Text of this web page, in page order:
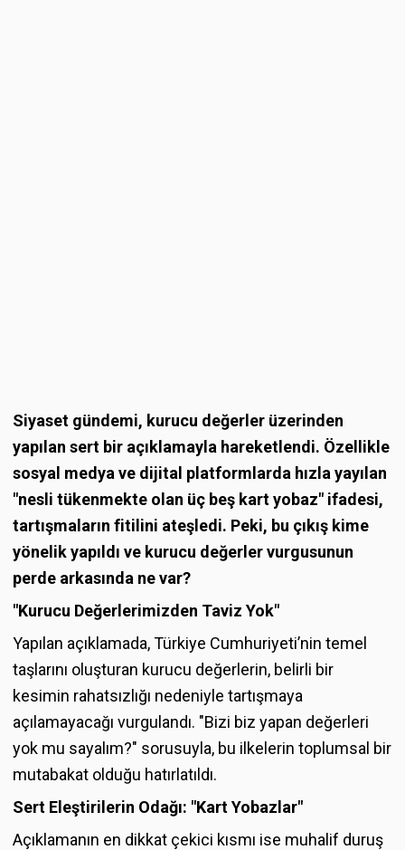
Siyaset gündemi, kurucu değerler üzerinden
yapılan sert bir açıklamayla hareketlendi. Özellikle
sosyal medya ve dijital platformlarda hızla yayılan
"nesli tükenmekte olan üç beş kart yobaz" ifadesi,
tartışmaların fitilini ateşledi. Peki, bu çıkış kime
yönelik yapıldı ve kurucu değerler vurgusunun
perde arkasında ne var?
"Kurucu Değerlerimizden Taviz Yok"
Yapılan açıklamada, Türkiye Cumhuriyeti’nin temel
taşlarını oluşturan kurucu değerlerin, belirli bir
kesimin rahatsızlığı nedeniyle tartışmaya
açılamayacağı vurgulandı. "Bizi biz yapan değerleri
yok mu sayalım?" sorusuyla, bu ilkelerin toplumsal bir
mutabakat olduğu hatırlatıldı.
Sert Eleştirilerin Odağı: "Kart Yobazlar"
Açıklamanın en dikkat çekici kısmı ise muhalif duruş